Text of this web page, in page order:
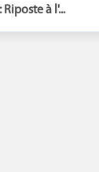
à l'...